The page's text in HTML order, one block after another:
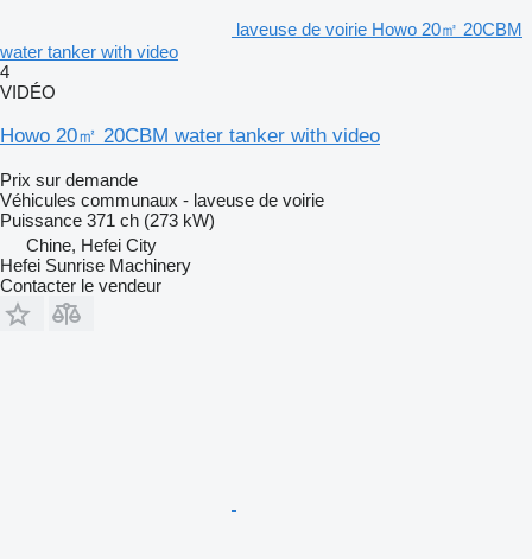
laveuse de voirie Howo 20㎡ 20CBM
water tanker with video
4
VIDÉO
Howo 20㎡ 20CBM water tanker with video
Prix sur demande
Véhicules communaux - laveuse de voirie
Puissance 371 ch (273 kW)
Chine, Hefei City
Hefei Sunrise Machinery
Contacter le vendeur